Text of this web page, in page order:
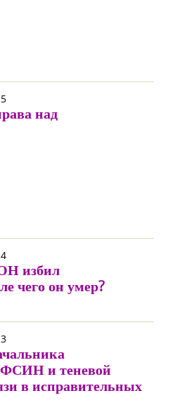
над
избил
чего он умер?
и теневой
в исправительных